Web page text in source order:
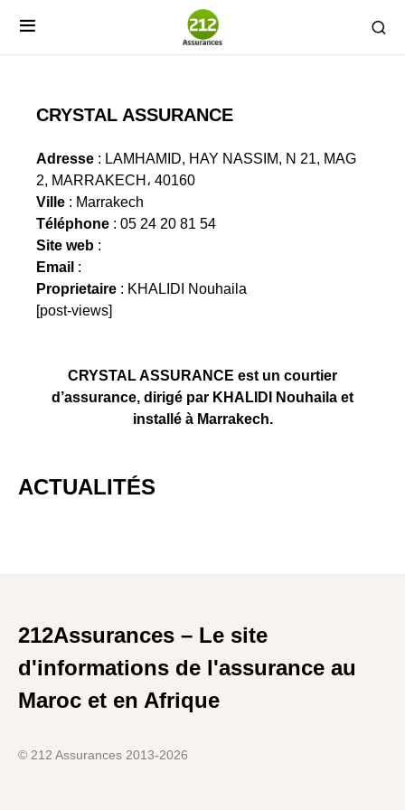
CRYSTAL ASSURANCE
Adresse : LAMHAMID, HAY NASSIM, N 21, MAG
2, MARRAKECH، 40160
Ville : Marrakech
Téléphone : 05 24 20 81 54
Site web :
Email :
Proprietaire : KHALIDI Nouhaila
[post-views]
CRYSTAL ASSURANCE est un courtier
d’assurance, dirigé par KHALIDI Nouhaila et
installé à Marrakech.
ACTUALITÉS
212Assurances – Le site
d'informations de l'assurance au
Maroc et en Afrique
© 212 Assurances 2013-2026